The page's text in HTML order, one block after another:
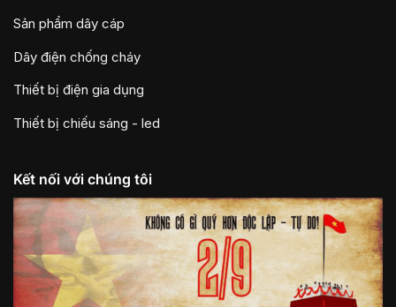
Sản phẩm dây cáp
Dây điện chống cháy
Thiết bị điện gia dụng
Thiết bị chiếu sáng - led
Kết nối với chúng tôi